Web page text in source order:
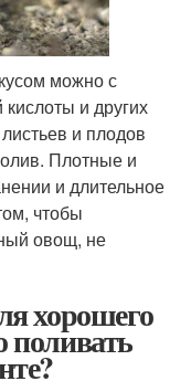
можно с
и других
и плодов
Плотные и
и длительное
чтобы
овощ, не
хорошего
поливать